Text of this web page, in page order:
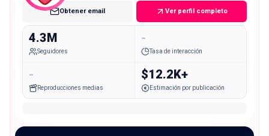
Obtener email Ver perfil completo
4.3M
Seguidores
-
Tasa de interacción
-
Reproducciones medias
$12.2K+
Estimación por publicación